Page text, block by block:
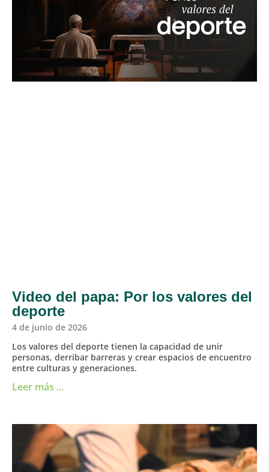
Video del papa: Por los valores del
deporte
4 de junio de 2026
Los valores del deporte tienen la capacidad de unir
personas, derribar barreras y crear espacios de encuentro
entre culturas y generaciones.
Leer más ...